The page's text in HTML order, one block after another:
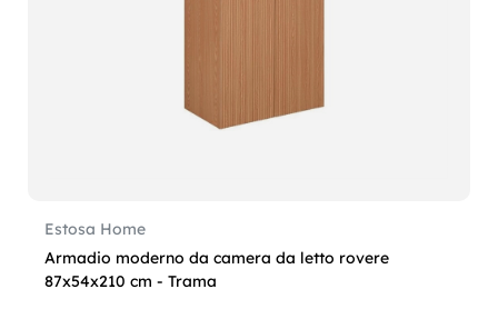
Estosa Home
Armadio moderno da camera da letto rovere
87x54x210 cm - Trama